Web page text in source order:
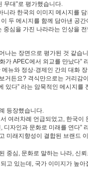
무대”로 평가했습니다.
니라 한국의 이미지 메시지를
두 메시지를 함께 담아낸 공간
심을 가진 나라라는 인상을
나는 장면으로 평가된 것 같습
가 APEC에서 외교를 만났다”
뉴와 정상·경제인 간의 대화
거든요? 격식만으로는 거리
있다” 라는 암묵적인 메시지를
등장했습니다.
여러차례 언급되었고, 한국
자인과 문화로 미래를 연다”
미래지향성이 결합된 브랜드
중심, 문화로 말하는 나라, 신
고 있는데, 국가 이미지가 높